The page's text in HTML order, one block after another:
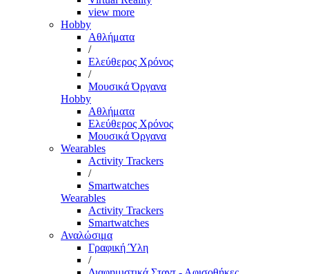
view more
Hobby
Αθλήματα
/
Ελεύθερος Χρόνος
/
Μουσικά Όργανα
Hobby
Αθλήματα
Ελεύθερος Χρόνος
Μουσικά Όργανα
Wearables
Activity Trackers
/
Smartwatches
Wearables
Activity Trackers
Smartwatches
Αναλώσιμα
Γραφική Ύλη
/